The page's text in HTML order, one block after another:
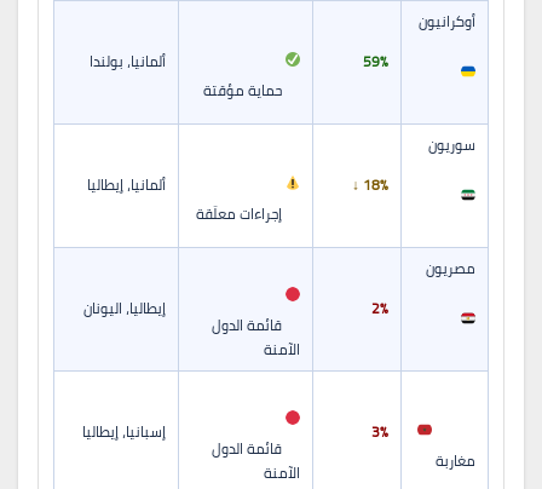
أوكرانيون
59%
حماية مؤقتة
ألمانيا، بولندا
سوريون
18% ↓
إجراءات معلّقة
ألمانيا، إيطاليا
مصريون
2%
قائمة الدول
الآمنة
إيطاليا، اليونان
مغاربة
3%
قائمة الدول
الآمنة
إسبانيا، إيطاليا